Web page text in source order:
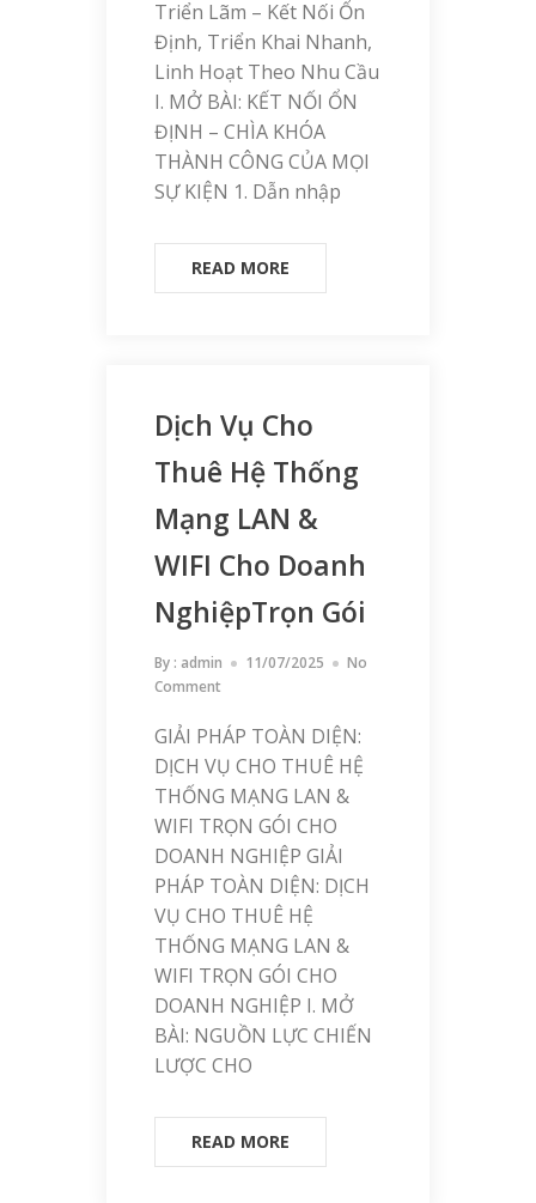
Triển Lãm – Kết Nối Ổn
Định, Triển Khai Nhanh,
Linh Hoạt Theo Nhu Cầu
I. MỞ BÀI: KẾT NỐI ỔN
ĐỊNH – CHÌA KHÓA
THÀNH CÔNG CỦA MỌI
SỰ KIỆN 1. Dẫn nhập
READ MORE
Dịch Vụ Cho
Thuê Hệ Thống
Mạng LAN &
WIFI Cho Doanh
NghiệpTrọn Gói
By : admin 11/07/2025
No
Comment
GIẢI PHÁP TOÀN DIỆN:
DỊCH VỤ CHO THUÊ HỆ
THỐNG MẠNG LAN &
WIFI TRỌN GÓI CHO
DOANH NGHIỆP GIẢI
PHÁP TOÀN DIỆN: DỊCH
VỤ CHO THUÊ HỆ
THỐNG MẠNG LAN &
WIFI TRỌN GÓI CHO
DOANH NGHIỆP I. MỞ
BÀI: NGUỒN LỰC CHIẾN
LƯỢC CHO
READ MORE